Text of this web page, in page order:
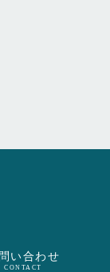
い合わせ
CONTACT